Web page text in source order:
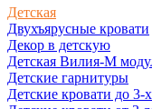
Детская
Двухъярусные кровати
Декор в детскую
Детская Вилия-М
Детские гарнитуры
Детские кровати до 3-